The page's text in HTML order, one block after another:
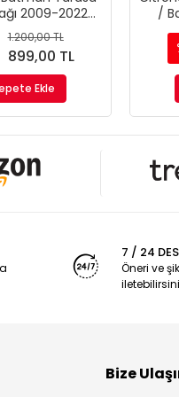
2009-2022
Siyah Piano
Black
1.200,00 TL
899,00 TL
Ekle
/
7 / 24
Öneri ve
Bize